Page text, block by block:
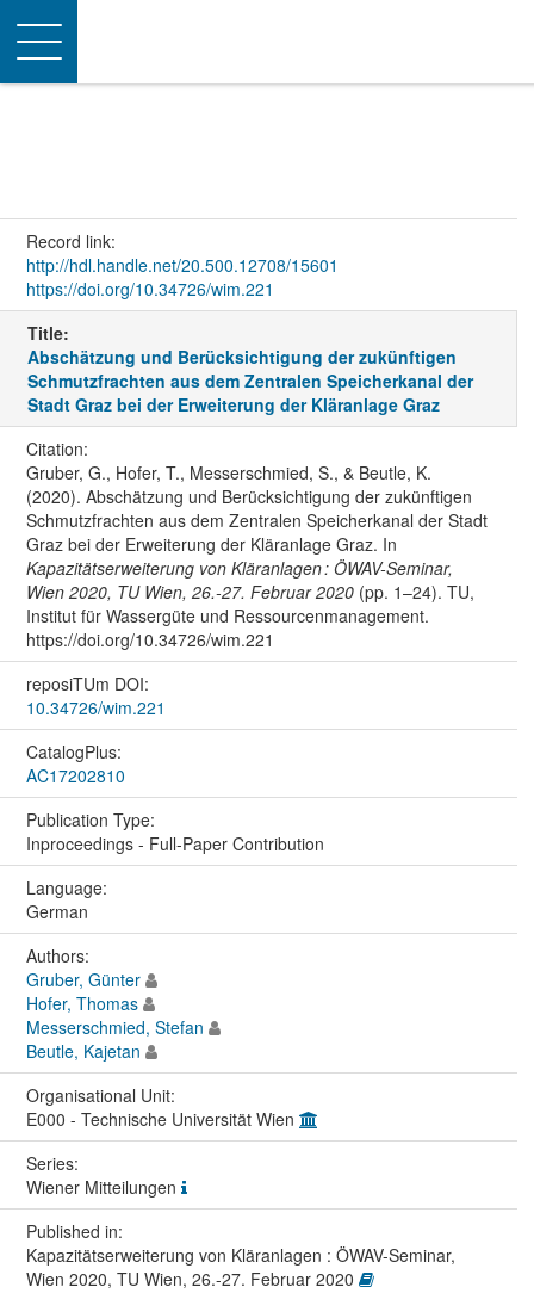
Toggle
navigation
Record link:
http://hdl.handle.net/20.500.12708/15601
https://doi.org/10.34726/wim.221
Title:
Abschätzung und Berücksichtigung der zukünftigen
Schmutzfrachten aus dem Zentralen Speicherkanal der
Stadt Graz bei der Erweiterung der Kläranlage Graz
Citation:
Gruber, G., Hofer, T., Messerschmied, S., & Beutle, K.
(2020). Abschätzung und Berücksichtigung der zukünftigen
Schmutzfrachten aus dem Zentralen Speicherkanal der Stadt
Graz bei der Erweiterung der Kläranlage Graz. In
Kapazitätserweiterung von Kläranlagen : ÖWAV-Seminar,
Wien 2020, TU Wien, 26.-27. Februar 2020(pp. 1–24). TU,
Institut für Wassergüte und Ressourcenmanagement.
https://doi.org/10.34726/wim.221
reposiTUm DOI:
10.34726/wim.221
CatalogPlus:
AC17202810
Publication Type:
Inproceedings - Full-Paper Contribution
Language:
German
Authors:
Gruber, Günter
Hofer, Thomas
Messerschmied, Stefan
Beutle, Kajetan
Organisational Unit:
E000 - Technische Universität Wien
Series:
Wiener Mitteilungen
Published in:
Kapazitätserweiterung von Kläranlagen : ÖWAV-Seminar,
Wien 2020, TU Wien, 26.-27. Februar 2020